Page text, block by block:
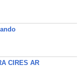
CIRES AR